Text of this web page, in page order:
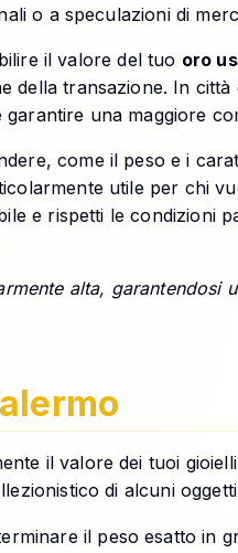
o a speculazioni di
il valore del tuo oro
transazione. In
una maggiore
come il peso e i
utile per chi
e rispetti le condizioni
alta,
il valore dei tuoi
di alcuni
il peso esatto in